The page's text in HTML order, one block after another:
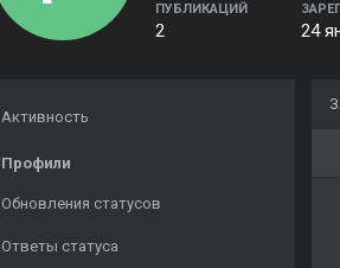
ПУБЛИКАЦИЙ
2 24
Активность
Профили
Обновления статусов
Ответы статуса